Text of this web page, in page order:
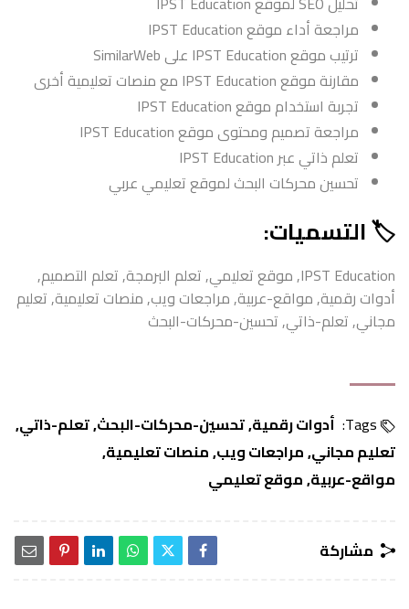
مراجعة أداء موقع IPST Education
ترتيب موقع IPST Education على SimilarWeb
مقارنة موقع IPST Education مع منصات تعليمية أخرى
تجربة استخدام موقع IPST Education
مراجعة تصميم ومحتوى موقع IPST Education
تعلم ذاتي عبر IPST Education
تحسين محركات البحث لموقع تعليمي عربي
🏷️ التسميات:
IPST Education, موقع تعليمي, تعلم البرمجة, تعلم التصميم,
أدوات رقمية, مواقع-عربية, مراجعات ويب, منصات تعليمية, تعليم
مجاني, تعلم-ذاتي, تحسين-محركات-البحث
Tags: أدوات رقمية تحسين-محركات-البحث تعلم-ذاتي
تعليم مجاني مراجعات ويب منصات تعليمية
مواقع-عربية موقع تعليمي
مشاركة